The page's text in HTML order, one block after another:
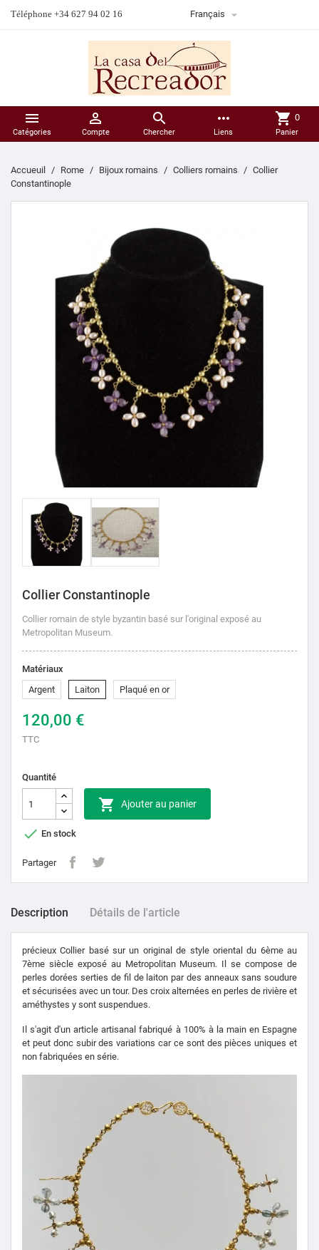
Téléphone +34 627 94 02 16 Français 

Catégories

Compte

Chercher
more_horiz
Liens
shopping_cart 0
Panier
Accueuil Rome Bijoux romains Colliers romains
Collier
Constantinople
Collier Constantinople
Collier romain de style byzantin basé sur l'original exposé au
Metropolitan Museum.
Matériaux
Argent
Laiton Plaqué en or
120,00 €
TTC
Quantité
 Ajouter au panier
 En stock
Partager
Description Détails de l'article
précieux Collier basé sur un original de style oriental du 6ème au
7ème siècle exposé au Metropolitan Museum. Il se compose de
perles dorées serties de fil de laiton par des anneaux sans soudure
et sécurisées avec un tour. Des croix alternées en perles de rivière et
améthystes y sont suspendues.
Il s'agit d'un article artisanal fabriqué à 100% à la main en Espagne
et peut donc subir des variations car ce sont des pièces uniques et
non fabriquées en série.